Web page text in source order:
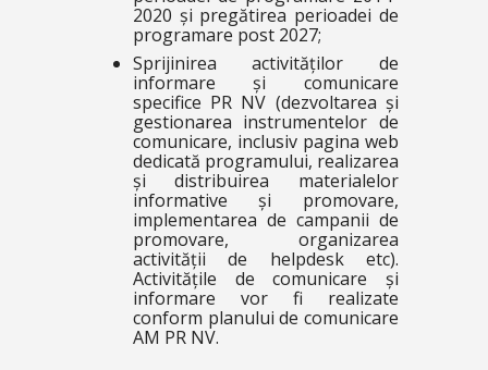
2020 și pregătirea perioadei de
programare post 2027;
Sprijinirea activităților de
informare și comunicare
specifice PR NV (dezvoltarea și
gestionarea instrumentelor de
comunicare, inclusiv pagina web
dedicată programului, realizarea
și distribuirea materialelor
informative și promovare,
implementarea de campanii de
promovare, organizarea
activității de helpdesk etc).
Activitățile de comunicare și
informare vor fi realizate
conform planului de comunicare
AM PR NV.